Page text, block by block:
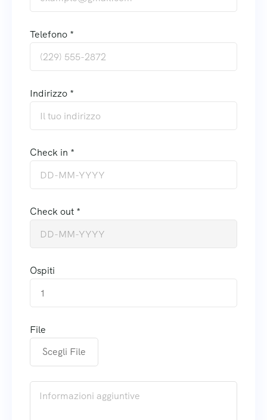
Telefono *
Indirizzo *
Check in *
Check out *
Ospiti
1
File
Scegli File